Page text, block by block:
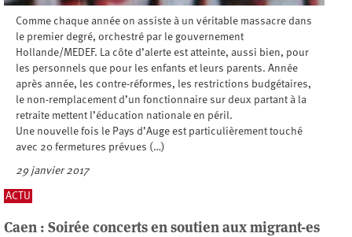
Comme chaque année on assiste à un véritable massacre dans
le premier degré, orchestré par le gouvernement
Hollande/MEDEF. La côte d’alerte est atteinte, aussi bien, pour
les personnels que pour les enfants et leurs parents. Année
après année, les contre-réformes, les restrictions budgétaires,
le non-remplacement d’un fonctionnaire sur deux partant à la
retraite mettent l’éducation nationale en péril.
Une nouvelle fois le Pays d’Auge est particulièrement touché
avec 20 fermetures prévues (…)
29 janvier 2017
ACTU
Caen : Soirée concerts en soutien aux migrant-es